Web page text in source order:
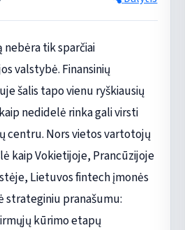
tik sparčiai
valstybė. Finansinių
šalis tapo vienu ryškiausių
nedidelė rinka gali virsti
centru. Nors vietos vartotojų
kaip Vokietijoje, Prancūzijoje
Lietuvos fintech įmonės
strateginiu pranašumu:
kūrimo etapų